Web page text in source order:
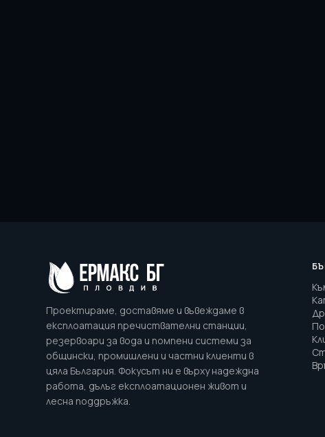
Проектираме, доставяме и въвеждаме в
експлоатация пречиствателни станции,
резервоари за вода и помпени системи за
общински, промишлени и частни клиенти в
цяла България. Фокусът ни е върху надеждна
работа, дълъг експлоатационен живот и
лесна поддръжка.